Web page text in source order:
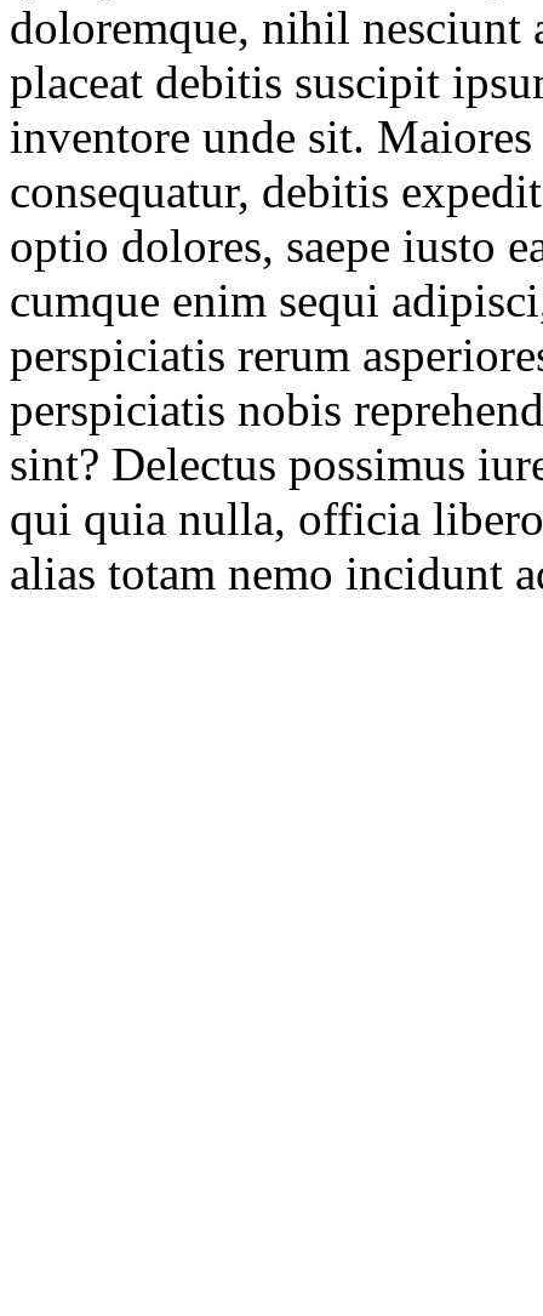
doloremque, nihil nesciunt
placeat debitis suscipit
inventore unde sit.
consequatur, debitis
optio dolores, saepe iusto
cumque enim sequi
perspiciatis rerum
perspiciatis nobis
sint? Delectus possimus
qui quia nulla, officia
alias totam nemo incidunt